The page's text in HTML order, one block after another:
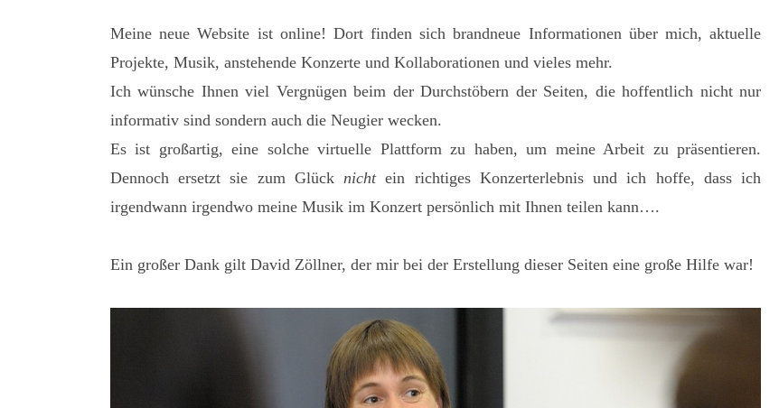
Meine neue Website ist online! Dort finden sich brandneue Informationen über mich, aktuelle
Projekte, Musik, anstehende Konzerte und Kollaborationen und vieles mehr.
Ich wünsche Ihnen viel Vergnügen beim der Durchstöbern der Seiten, die hoffentlich nicht nur
informativ sind sondern auch die Neugier wecken.
Es ist großartig, eine solche virtuelle Plattform zu haben, um meine Arbeit zu präsentieren.
Dennoch ersetzt sie zum Glücknichtein richtiges Konzerterlebnis und ich hoffe, dass ich
irgendwann irgendwo meine Musik im Konzert persönlich mit Ihnen teilen kann….
Ein großer Dank gilt David Zöllner, der mir bei der Erstellung dieser Seiten eine große Hilfe war!